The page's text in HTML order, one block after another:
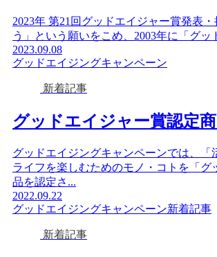
2023年 第21回グッドエイジャー賞発表
う」という願いをこめ、2003年に「グ
2023.09.08
グッドエイジングキャンペーン
新着記事
グッドエイジャー賞認定
グッドエイジングキャンペーンでは、
ライフを楽しむためのモノ・コトを「
品を認定さ...
2022.09.22
グッドエイジングキャンペーン新着記事
新着記事